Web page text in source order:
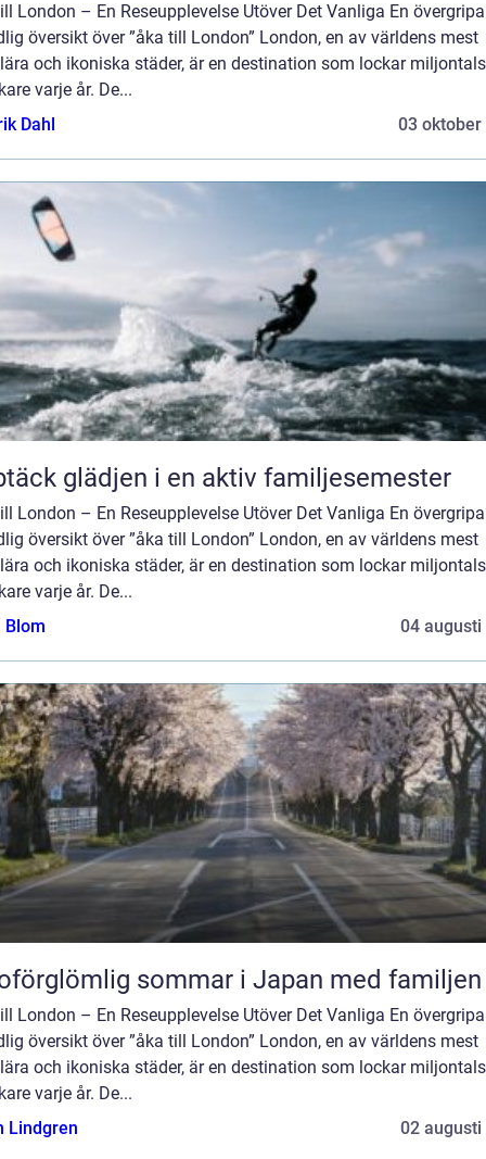
London – En Reseupplevelse Utöver Det Vanliga En
översikt över ”åka till London” London, en av världens mest
och ikoniska städer, är en destination som lockar miljontals
varje år. De...
Dahl
03 oktober
glädjen i en aktiv familjesemester
London – En Reseupplevelse Utöver Det Vanliga En
översikt över ”åka till London” London, en av världens mest
och ikoniska städer, är en destination som lockar miljontals
varje år. De...
Blom
04 augusti
sommar i Japan med familjen
London – En Reseupplevelse Utöver Det Vanliga En
översikt över ”åka till London” London, en av världens mest
och ikoniska städer, är en destination som lockar miljontals
varje år. De...
Lindgren
02 augusti